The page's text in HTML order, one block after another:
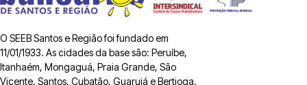
O SEEB Santos e Região foi fundado em
11/01/1933. As cidades da base são: Peruíbe,
Itanhaém, Mongaguá, Praia Grande, São
Vicente, Santos, Cubatão, Guarujá e Bertioga.